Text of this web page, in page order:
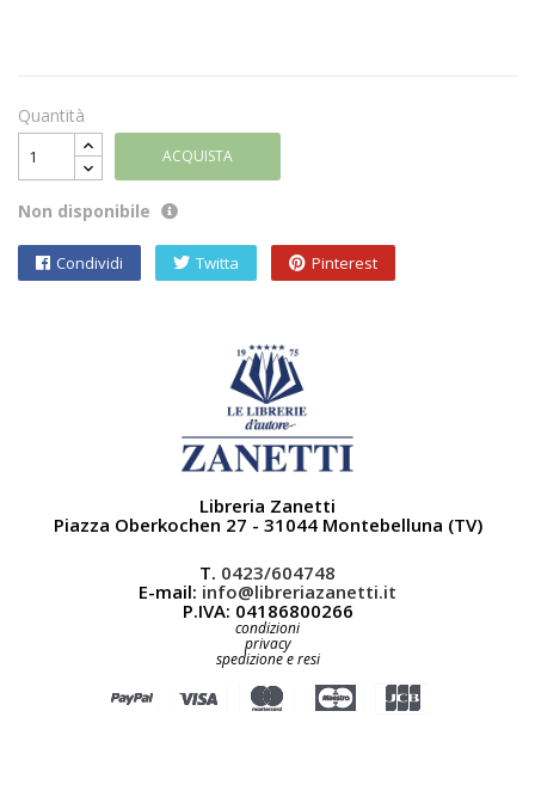
Quantità
ACQUISTA
Non disponibile
Condividi Twitta Pinterest
Libreria Zanetti
Piazza Oberkochen 27 - 31044 Montebelluna (TV)
T. 0423/604748
E-mail: info@libreriazanetti.it
P.IVA: 04186800266
condizioni
privacy
spedizione e resi